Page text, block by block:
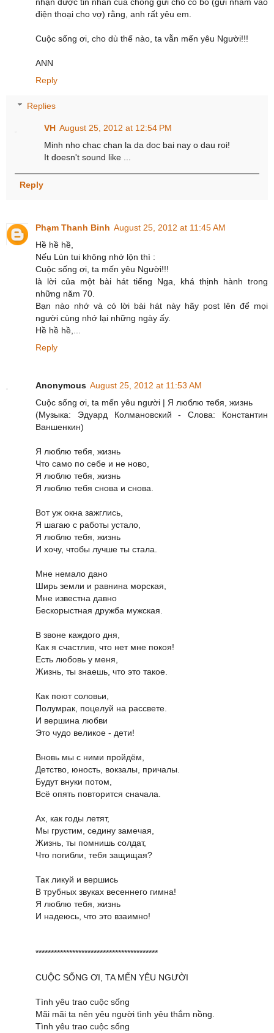
nhận được tin nhắn của chồng gửi cho cô bồ (gửi nhầm vào
điện thoại cho vợ) rằng, anh rất yêu em.
Cuộc sống ơi, cho dù thế nào, ta vẫn mến yêu Người!!!
ANN
Reply
Replies
VH August 25, 2012 at 12:54 PM
Minh nho chac chan la da doc bai nay o dau roi!
It doesn't sound like ...
Reply
Phạm Thanh Binh August 25, 2012 at 11:45 AM
Hề hề hề,
Nếu Lùn tui không nhớ lộn thì :
Cuộc sống ơi, ta mến yêu Người!!!
là lời của một bài hát tiếng Nga, khá thịnh hành trong
những năm 70.
Bạn nào nhớ và có lời bài hát này hãy post lên để mọi
người cùng nhớ lại những ngày ấy.
Hề hề hề,...
Reply
Anonymous August 25, 2012 at 11:53 AM
Cuộc sống ơi, ta mến yêu người | Я люблю тебя, жизнь
(Музыка: Эдуард Колмановский - Слова: Константин
Ваншенкин)
Я люблю тебя, жизнь
Что само по себе и не ново,
Я люблю тебя, жизнь
Я люблю тебя снова и снова.
Вот уж окна зажглись,
Я шагаю с работы устало,
Я люблю тебя, жизнь
И хочу, чтобы лучше ты стала.
Мне немало дано
Ширь земли и равнина морская,
Мне известна давно
Бескорыстная дружба мужская.
В звоне каждого дня,
Как я счастлив, что нет мне покоя!
Есть любовь у меня,
Жизнь, ты знаешь, что это такое.
Как поют соловьи,
Полумрак, поцелуй на рассвете.
И вершина любви
Это чудо великое - дети!
Вновь мы с ними пройдём,
Детство, юность, вокзалы, причалы.
Будут внуки потом,
Всё опять повторится сначала.
Ах, как годы летят,
Мы грустим, седину замечая,
Жизнь, ты помнишь солдат,
Что погибли, тебя защищая?
Так ликуй и вершись
В трубных звуках весеннего гимна!
Я люблю тебя, жизнь
И надеюсь, что это взаимно!
****************************************
CUỘC SỐNG ƠI, TA MẾN YÊU NGƯỜI
Tình yêu trao cuộc sống
Mãi mãi ta nên yêu người tình yêu thắm nồng.
Tình yêu trao cuộc sống